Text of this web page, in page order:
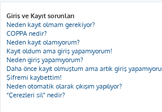
Giriş ve Kayıt sorunları
Neden kayıt olmam gerekiyor?
COPPA nedir?
Neden kayıt olamıyorum?
Kayıt oldum ama giriş yapamıyorum!
Neden giriş yapamıyorum?
Daha önce kayıt olmuştum ama artık giriş
Şifremi kaybettim!
Neden otomatik olarak çıkışım yapılıyor?
“Çerezleri sil” nedir?